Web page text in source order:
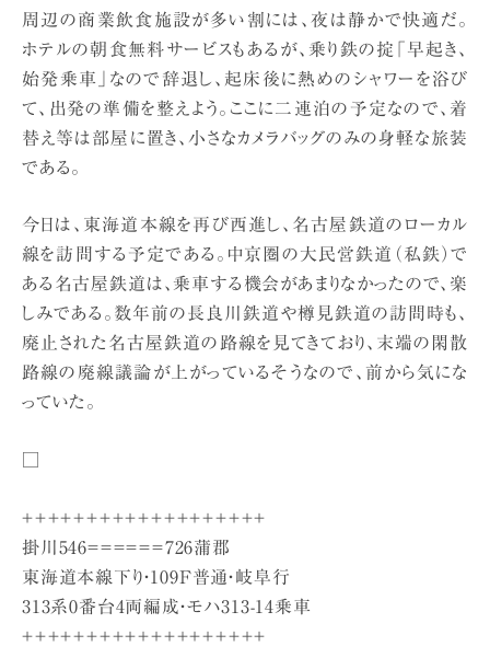
周辺の商業飲食施設が多い割には、夜は静かで快適だ。
ホテルの朝食無料サービスもあるが、乗り鉄の掟「早起き、
始発乗車」なので辞退し、起床後に熱めのシャワーを浴び
て、出発の準備を整えよう。ここに二連泊の予定なので、着
替え等は部屋に置き、小さなカメラバッグのみの身軽な旅装
である。
今日は、東海道本線を再び西進し、名古屋鉄道のローカル
線を訪問する予定である。中京圏の大民営鉄道（私鉄）で
ある名古屋鉄道は、乗車する機会があまりなかったので、楽
しみである。数年前の長良川鉄道や樽見鉄道の訪問時も、
廃止された名古屋鉄道の路線を見てきており、末端の閑散
路線の廃線議論が上がっているそうなので、前から気にな
っていた。
＋＋＋＋＋＋＋＋＋＋＋＋＋＋＋＋＋＋＋
掛川546＝＝＝＝＝＝726蒲郡
東海道本線下り・109F普通・岐阜行
313系0番台4両編成・モハ313-14乗車
＋＋＋＋＋＋＋＋＋＋＋＋＋＋＋＋＋＋＋